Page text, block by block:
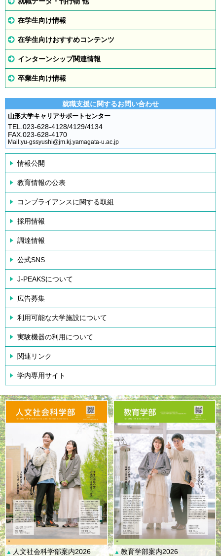
在学生向け情報
在学生向けおすすめコンテンツ
インターンシップ関連情報
卒業生向け情報
就職支援に関するお問い合わせ
山形大学キャリアサポートセンター
TEL.023-628-4128/4129/4134
FAX.023-628-4170
Mail:yu-gssyushi@jm.kj.yamagata-u.ac.jp
情報公開
教育情報の公表
コンプライアンスに関する取組
採用情報
調達情報
公式SNS
J-PEAKSについて
広告募集
利用可能な大学施設について
実験機器の利用について
関連リンク
学内専用サイト
▲ 人文社会科学部案内2026 ▲ 教育学部案内2026